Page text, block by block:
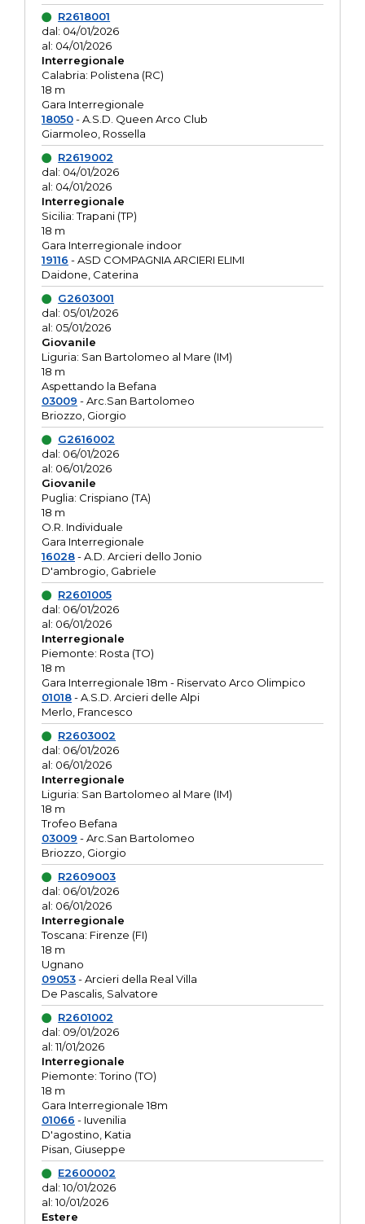
R2618001
dal: 04/01/2026
al: 04/01/2026
Interregionale
Calabria: Polistena (RC)
18 m
Gara Interregionale
18050- A.S.D. Queen Arco Club
Giarmoleo, Rossella
R2619002
dal: 04/01/2026
al: 04/01/2026
Interregionale
Sicilia: Trapani (TP)
18 m
Gara Interregionale indoor
19116 - ASD COMPAGNIA ARCIERI ELIMI
Daidone, Caterina
G2603001
dal: 05/01/2026
al: 05/01/2026
Giovanile
Liguria: San Bartolomeo al Mare (IM)
18 m
Aspettando la Befana
03009 - Arc.San Bartolomeo
Briozzo, Giorgio
G2616002
dal: 06/01/2026
al: 06/01/2026
Giovanile
Puglia: Crispiano (TA)
18 m
O.R. Individuale
Gara Interregionale
16028- A.D. Arcieri dello Jonio
D'ambrogio, Gabriele
R2601005
dal: 06/01/2026
al: 06/01/2026
Interregionale
Piemonte: Rosta (TO)
18 m
Gara Interregionale 18m - Riservato Arco Olimpico
01018- A.S.D. Arcieri delle Alpi
Merlo, Francesco
R2603002
dal: 06/01/2026
al: 06/01/2026
Interregionale
Liguria: San Bartolomeo al Mare (IM)
18 m
Trofeo Befana
03009 - Arc.San Bartolomeo
Briozzo, Giorgio
R2609003
dal: 06/01/2026
al: 06/01/2026
Interregionale
Toscana: Firenze (FI)
18 m
Ugnano
09053- Arcieri della Real Villa
De Pascalis, Salvatore
R2601002
dal: 09/01/2026
al: 11/01/2026
Interregionale
Piemonte: Torino (TO)
18 m
Gara Interregionale 18m
01066 - Iuvenilia
D'agostino, Katia
Pisan, Giuseppe
E2600002
dal: 10/01/2026
al: 10/01/2026
Estere